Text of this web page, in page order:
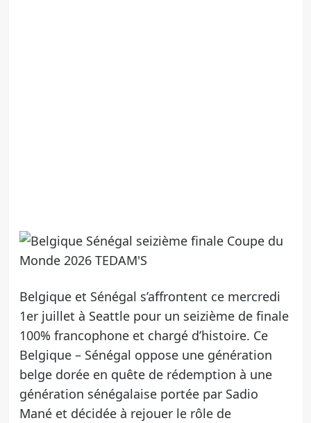
Belgique et Sénégal s’affrontent ce mercredi
1er juillet à Seattle pour un seizième de finale
100% francophone et chargé d’histoire. Ce
Belgique – Sénégal oppose une génération
belge dorée en quête de rédemption à une
génération sénégalaise portée par Sadio
Mané et décidée à rejouer le rôle de